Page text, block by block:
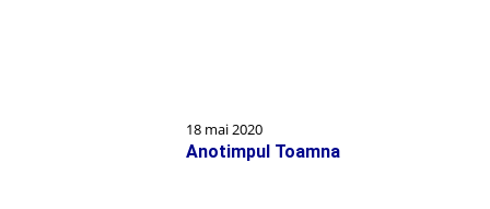
18 mai 2020
Anotimpul Toamna